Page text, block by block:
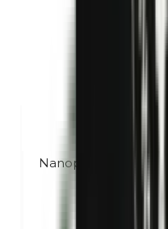
Nanoparticules